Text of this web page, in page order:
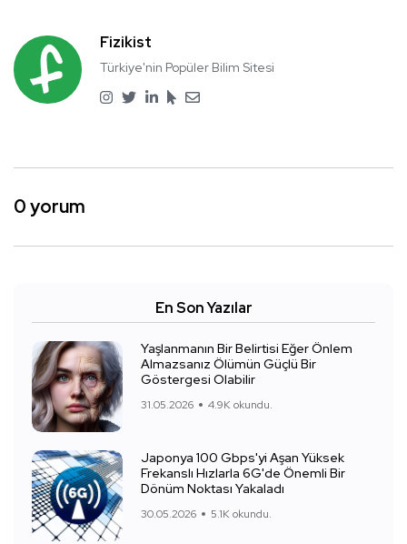
Fizikist
Türkiye'nin Popüler Bilim Sitesi
0 yorum
En Son Yazılar
Yaşlanmanın Bir Belirtisi Eğer Önlem
Almazsanız Ölümün Güçlü Bir
Göstergesi Olabilir
31.05.2026 4.9K okundu.
Japonya 100 Gbps'yi Aşan Yüksek
Frekanslı Hızlarla 6G'de Önemli Bir
Dönüm Noktası Yakaladı
30.05.2026 5.1K okundu.